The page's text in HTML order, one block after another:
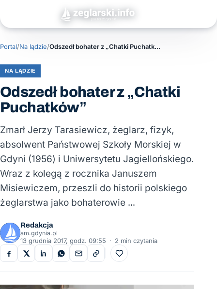
Portal/Na lądzie/ Odszedł bohater z „Chatki Puchatków”
NA LĄDZIE
Odszedł bohater z „Chatki
Puchatków”
Zmarł Jerzy Tarasiewicz, żeglarz, fizyk,
absolwent Państwowej Szkoły Morskiej w
Gdyni (1956) i Uniwersytetu Jagiellońskiego.
Wraz z kolegą z rocznika Januszem
Misiewiczem, przeszli do historii polskiego
żeglarstwa jako bohaterowie …
Redakcja
am.gdynia.pl
13 grudnia 2017, godz. 09:55 · 2 min czytania
Do ulubionych